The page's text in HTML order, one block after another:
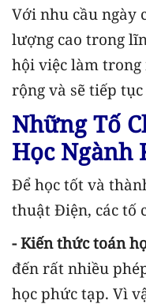
Với nhu cầu ngày
lượng cao trong
hội việc làm
rộng và sẽ tiếp
Những Tố
Học Ngành
Để học tốt và
thuật Điện, các tố
- Kiến thức toán
đến rất nhiều
học phức tạp. Vì